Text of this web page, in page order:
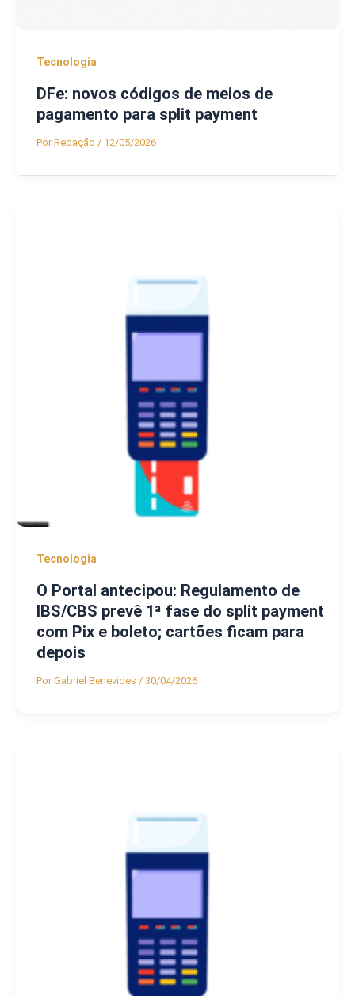
Tecnologia
DFe: novos códigos de meios de
pagamento para split payment
PorRedação / 12/05/2026
Tecnologia
O Portal antecipou: Regulamento de
IBS/CBS prevê 1ª fase do split payment
com Pix e boleto; cartões ficam para
depois
PorGabriel Benevides / 30/04/2026